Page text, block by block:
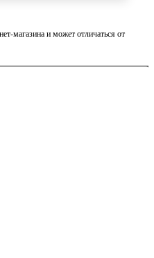
магазина и может отличаться от